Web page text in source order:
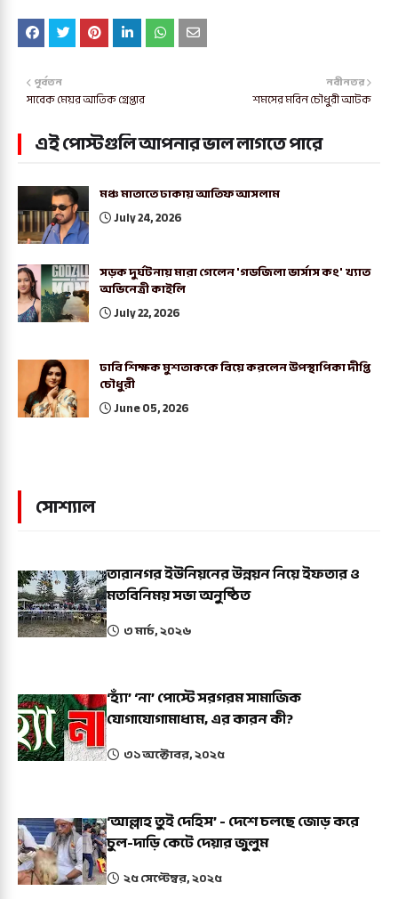
নবীনতর
শমসের মবিন চৌধুরী আটক
পূর্বতন
সাবেক মেয়র আতিক গ্রেপ্তার
এই পোস্টগুলি আপনার ভাল লাগতে পারে
মঞ্চ মাতাতে ঢাকায় আতিফ আসলাম
July 24, 2026
সড়ক দুর্ঘটনায় মারা গেলেন 'গডজিলা ভার্সাস কং' খ্যাত
অভিনেত্রী কাইলি
July 22, 2026
ঢাবি শিক্ষক মুশতাককে বিয়ে করলেন উপস্থাপিকা দীপ্তি
চৌধুরী
June 05, 2026
সোশ্যাল
তারানগর ইউনিয়নের উন্নয়ন নিয়ে ইফতার ও
মতবিনিময় সভা অনুষ্ঠিত
৩ মার্চ, ২০২৬
‘হ্যাঁ’ ‘না’ পোস্টে সরগরম সামাজিক
যোগাযোগামাধ্যম, এর কারন কী?
৩১ অক্টোবর, ২০২৫
‘আল্লাহ তুই দেহিস’ - দেশে চলছে জোড় করে
চুল-দাড়ি কেটে দেয়ার জুলুম
২৫ সেপ্টেম্বর, ২০২৫